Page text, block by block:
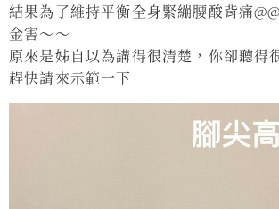
結果為了維持平衡全身緊繃腰酸背痛@@
金害～～
原來是姊自以為講得很清楚，你卻聽得
趕快請來示範一下